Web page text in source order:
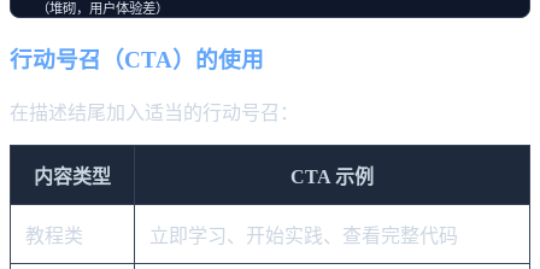
行动号召（CTA）的使用
在描述结尾加入适当的行动号召：
内容类型 CTA 示例
教程类 立即学习、开始实践、查看完整代码